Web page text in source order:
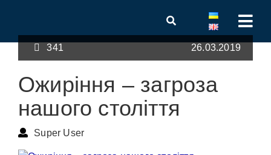
341 26.03.2019
Ожиріння – загроза
нашого століття
Super User